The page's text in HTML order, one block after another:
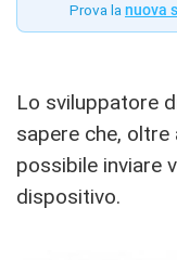
Prova la nuova
Lo sviluppatore
sapere che, oltre
possibile inviare
dispositivo.